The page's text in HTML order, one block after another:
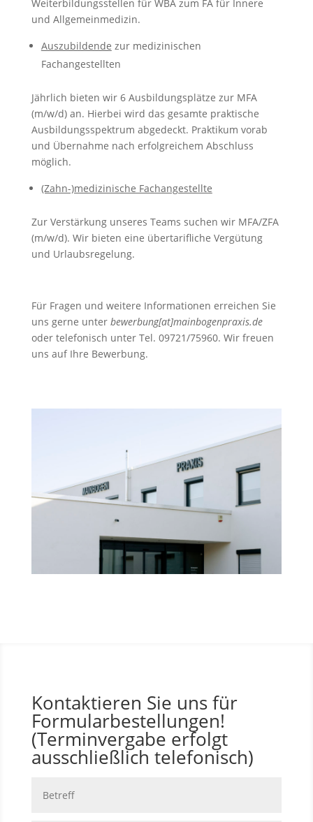
Weiterbildungsstellen für WBA zum FA für Innere
und Allgemeinmedizin.
Auszubildende zur medizinischen
Fachangestellten
Jährlich bieten wir 6 Ausbildungsplätze zur MFA
(m/w/d) an. Hierbei wird das gesamte praktische
Ausbildungsspektrum abgedeckt. Praktikum vorab
und Übernahme nach erfolgreichem Abschluss
möglich.
(Zahn-)medizinische Fachangestellte
Zur Verstärkung unseres Teams suchen wir MFA/ZFA
(m/w/d). Wir bieten eine übertarifliche Vergütung
und Urlaubsregelung.
Für Fragen und weitere Informationen erreichen Sie
uns gerne unter bewerbung[at]mainbogenpraxis.de
oder telefonisch unter Tel. 09721/75960. Wir freuen
uns auf Ihre Bewerbung.
Kontaktieren Sie uns für
Formularbestellungen!
(Terminvergabe erfolgt
ausschließlich telefonisch)